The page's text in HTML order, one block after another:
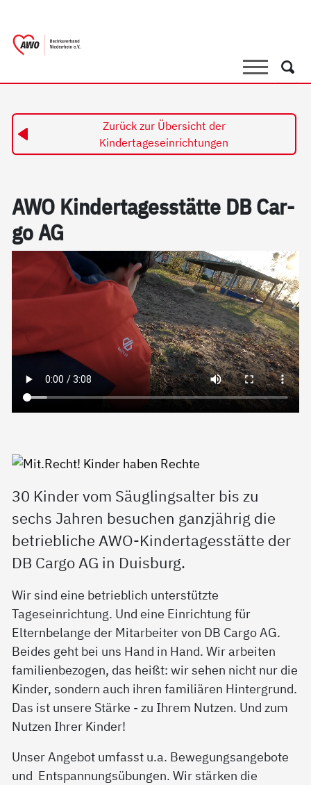
SucheSuche
Zurück zur Übersicht der
Kindertageseinrichtungen
AWO Kin­der­ta­ges­stät­te DB Car­
go AG
30 Kinder vom Säuglingsalter bis zu
sechs Jahren besuchen ganzjährig die
betriebliche AWO-Kindertagesstätte der
DB Cargo AG in Duisburg.
Wir sind eine betrieblich unterstützte
Tageseinrichtung. Und eine Einrichtung für
Elternbelange der Mitarbeiter von DB Cargo AG.
Beides geht bei uns Hand in Hand. Wir arbeiten
familienbezogen, das heißt: wir sehen nicht nur die
Kinder, sondern auch ihren familiären Hintergrund.
Das ist unsere Stärke - zu Ihrem Nutzen. Und zum
Nutzen Ihrer Kinder!
Unser Angebot umfasst u.a. Bewegungsangebote
und Entspannungsübungen. Wir stärken die